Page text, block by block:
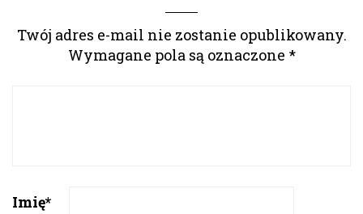
Twój adres e-mail nie zostanie opublikowany.
Wymagane pola są oznaczone *
Imię*